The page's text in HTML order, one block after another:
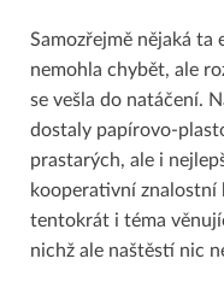
Samozřejmě nějaká ta
nemohla chybět, ale
se vešla do natáčení.
dostaly papírovo-
prastarých, ale i
kooperativní znalostní
tentokrát i téma
nichž ale naštěstí nic